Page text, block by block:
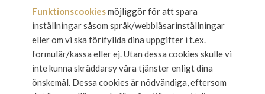
Funktionscookiesmöjliggör för att spara
inställningar såsom språk/webbläsarinställningar
eller om vi ska förifyllda dina uppgifter i t.ex.
formulär/kassa eller ej. Utan dessa cookies skulle vi
inte kunna skräddarsy våra tjänster enligt dina
önskemål. Dessa cookies är nödvändiga, eftersom